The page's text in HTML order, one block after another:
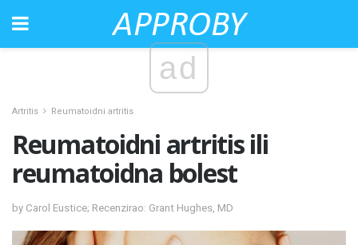
ad
Artritis Reumatoidni artritis
Reumatoidni artritis ili
reumatoidna bolest
by Carol Eustice; Recenzirao: Grant Hughes, MD